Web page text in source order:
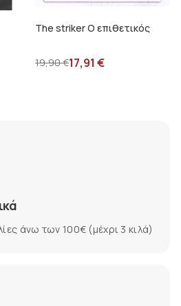
The striker Ο επιθετικός
19,90€17,91 €
άνω των 100€ (μέχρι 3 κιλά)